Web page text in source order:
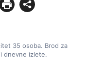
35 osoba. Brod za
dnevne izlete.